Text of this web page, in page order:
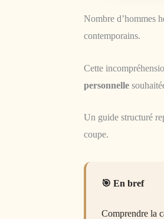
Nombre d’hommes
contemporains.
Cette
personnelle
Un guide structuré
coupe.
En bref
Comprendre la